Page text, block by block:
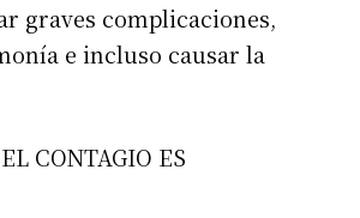
graves complicaciones,
e incluso causar la
CONTAGIO ES